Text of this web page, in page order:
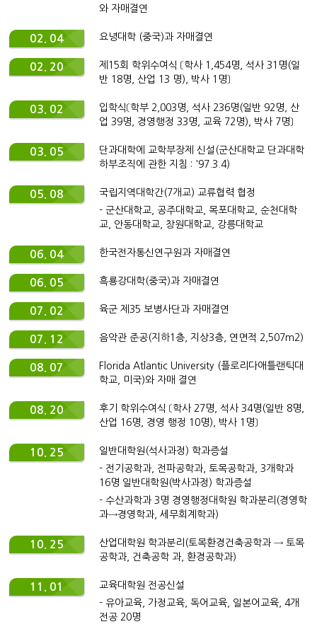
와 자매결연
02. 04 요녕대학 (중국)과 자매결연
02. 20
제15회 학위수여식 〔학사 1,454명, 석사 31명(일
반 18명, 산업 13 명), 박사 1명〕
03. 02
입학식〔학부 2,003명, 석사 236명(일반 92명, 산
업 39명, 경영행정 33명, 교육 72명), 박사 7명〕
03. 05
단과대학에 교학부장제 신설(군산대학교 단과대학
하부조직에 관한 지침 : '97.3.4)
05. 08
국립지역대학간(7개교) 교류협력 협정
- 군산대학교, 공주대학교, 목포대학교, 순천대학
교, 안동대학교, 창원대학교, 강릉대학교
06. 04 한국전자통신연구원과 자매결연
06. 05 흑룡강대학(중국)과 자매결연
07. 02 육군 제35 보병사단과 자매결연
07. 12 음악관 준공(지하1층, 지상3층, 연면적 2,507m2)
08. 07
Florida Atlantic University (플로리다애틀랜틱대
학교, 미국)와 자매 결연
08. 20
후기 학위수여식 〔학사 27명, 석사 34명(일반 8명,
산업 16명, 경영 행정 10명), 박사 1명〕
10. 25
일반대학원(석사과정) 학과증설
- 전기공학과, 전파공학과, 토목공학과, 3개학과
16명 일반대학원(박사과정) 학과증설
- 수산과학과 3명 경영행정대학원 학과분리(경영학
과→경영학과, 세무회계학과)
10. 25
산업대학원 학과분리(토목환경건축공학과 → 토목
공학과, 건축공학 과, 환경공학과)
11. 01
교육대학원 전공신설
- 유아교육, 가정교육, 독어교육, 일본어교육, 4개
전공 20명